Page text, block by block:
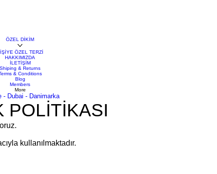
ÖZEL DİKİM
ÖZEL TERZİ
HAKKIMIZDA
İLETİŞİM
Shiping & Returns
& Conditions
Blog
Members
More
- Dubai - Danimarka
POLİTİKASI
kullanılmaktadır.